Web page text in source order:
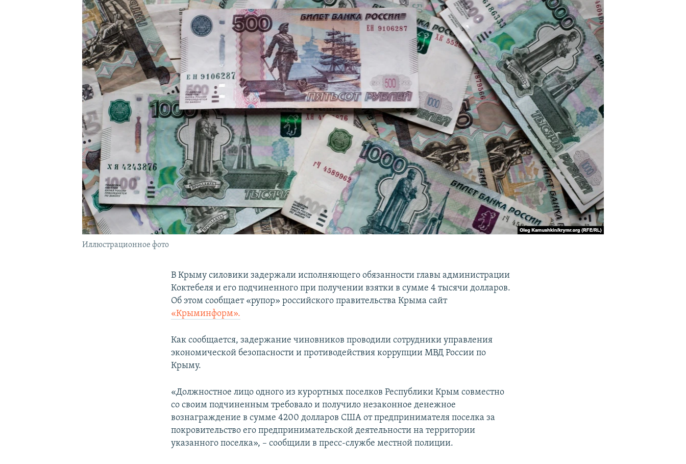
КРЫМ.НЕПОКОРЕННЫЙ
УКРАИНСКАЯ ПРОБЛЕМА КРЫМА
Иллюстрационное фото
В Крыму силовики задержали исполняющего обязанности главы администрации
Коктебеля и его подчиненного при получении взятки в сумме 4 тысячи долларов.
Об этом сообщает «рупор» российского правительства Крыма сайт
«Крыминформ».
Как сообщается, задержание чиновников проводили сотрудники управления
экономической безопасности и противодействия коррупции МВД России по
Крыму.
«Должностное лицо одного из курортных поселков Республики Крым совместно
со своим подчиненным требовало и получило незаконное денежное
вознаграждение в сумме 4200 долларов США от предпринимателя поселка за
покровительство его предпринимательской деятельности на территории
указанного поселка», – сообщили в пресс-службе местной полиции.